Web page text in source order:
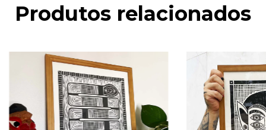
Produtos relacionados